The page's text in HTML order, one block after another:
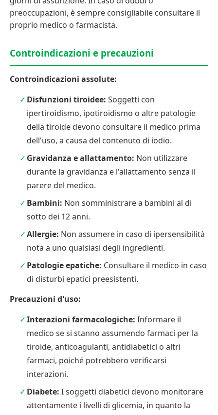
preoccupazioni, è sempre consigliabile consultare il
proprio medico o farmacista.
Controindicazioni e precauzioni
Controindicazioni assolute:
Disfunzioni tiroidee: Soggetti con
ipertiroidismo, ipotiroidismo o altre patologie
della tiroide devono consultare il medico prima
dell'uso, a causa del contenuto di iodio.
Gravidanza e allattamento: Non utilizzare
durante la gravidanza e l'allattamento senza il
parere del medico.
Bambini: Non somministrare a bambini al di
sotto dei 12 anni.
Allergie: Non assumere in caso di ipersensibilità
nota a uno qualsiasi degli ingredienti.
Patologie epatiche: Consultare il medico in caso
di disturbi epatici preesistenti.
Precauzioni d'uso:
Interazioni farmacologiche: Informare il
medico se si stanno assumendo farmaci per la
tiroide, anticoagulanti, antidiabetici o altri
farmaci, poiché potrebbero verificarsi
interazioni.
Diabete: I soggetti diabetici devono monitorare
attentamente i livelli di glicemia, in quanto la